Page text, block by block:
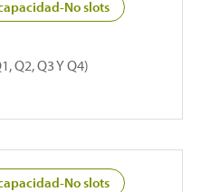
No slots
Q2, Q3 Y Q4)
No slots